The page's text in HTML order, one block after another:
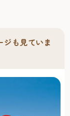
ジも見ていま